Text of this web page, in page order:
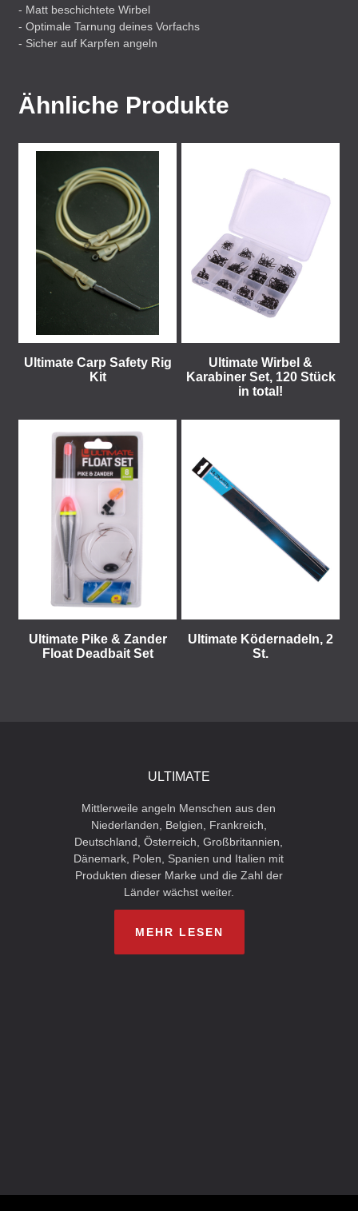
- Matt beschichtete Wirbel
- Optimale Tarnung deines Vorfachs
- Sicher auf Karpfen angeln
Ähnliche Produkte
Ultimate Carp Safety Rig
Kit
Ultimate Wirbel &
Karabiner Set, 120 Stück
in total!
Ultimate Pike & Zander
Float Deadbait Set
Ultimate Ködernadeln, 2
St.
ULTIMATE
Mittlerweile angeln Menschen aus den
Niederlanden, Belgien, Frankreich,
Deutschland, Österreich, Großbritannien,
Dänemark, Polen, Spanien und Italien mit
Produkten dieser Marke und die Zahl der
Länder wächst weiter.
MEHR LESEN